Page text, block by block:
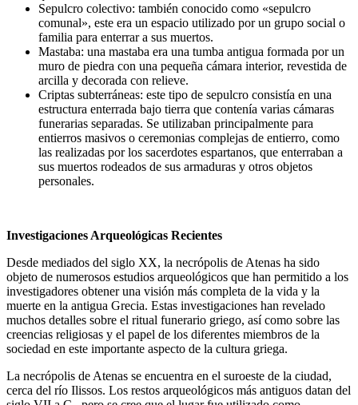
Sepulcro colectivo: también conocido como «sepulcro
comunal», este era un espacio utilizado por un grupo social o
familia para enterrar a sus muertos.
Mastaba: una mastaba era una tumba antigua formada por un
muro de piedra con una pequeña cámara interior, revestida de
arcilla y decorada con relieve.
Criptas subterráneas: este tipo de sepulcro consistía en una
estructura enterrada bajo tierra que contenía varias cámaras
funerarias separadas. Se utilizaban principalmente para
entierros masivos o ceremonias complejas de entierro, como
las realizadas por los sacerdotes espartanos, que enterraban a
sus muertos rodeados de sus armaduras y otros objetos
personales.
Investigaciones Arqueológicas Recientes
Desde mediados del siglo XX, la necrópolis de Atenas ha sido
objeto de numerosos estudios arqueológicos que han permitido a los
investigadores obtener una visión más completa de la vida y la
muerte en la antigua Grecia. Estas investigaciones han revelado
muchos detalles sobre el ritual funerario griego, así como sobre las
creencias religiosas y el papel de los diferentes miembros de la
sociedad en este importante aspecto de la cultura griega.
La necrópolis de Atenas se encuentra en el suroeste de la ciudad,
cerca del río Ilissos. Los restos arqueológicos más antiguos datan del